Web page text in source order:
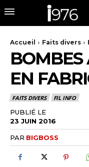
Accueil Faits divers
BOMBES
EN
FAITS DIVERS FIL INFO
PUBLIÉ LE
23 JUIN 2016
PAR BIGBOSS